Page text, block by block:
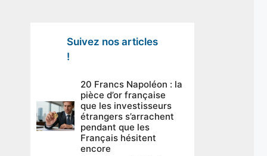
Suivez nos articles
!
20 Francs Napoléon : la
pièce d’or française
que les investisseurs
étrangers s’arrachent
pendant que les
Français hésitent
encore